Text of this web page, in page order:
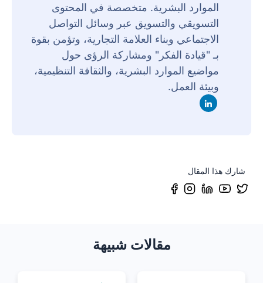
الموارد البشرية. متخصصة في المحتوى
التسويقي والتسويق عبر وسائل التواصل
الاجتماعي وبناء العلامة التجارية، وتؤمن بقوة
بـ "قيادة الفكر" ومشاركة الرؤى حول
مواضيع الموارد البشرية، والثقافة التنظيمية،
وبيئة العمل.
شارك هذا المقال
مقالات شبيهة